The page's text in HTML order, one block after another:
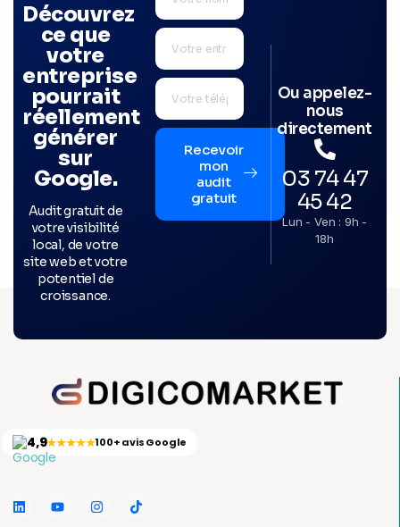
Découvrez
ce que
votre
entreprise
pourrait
réellement
générer
sur
Google.
Audit gratuit de
votre visibilité
local, de votre
site web et votre
potentiel de
croissance.
Recevoir
mon
audit
gratuit
Ou appelez-
nous
directement
03 74 47
45 42
Lun - Ven : 9h -
18h
4,9★★★★★100+ avis Google